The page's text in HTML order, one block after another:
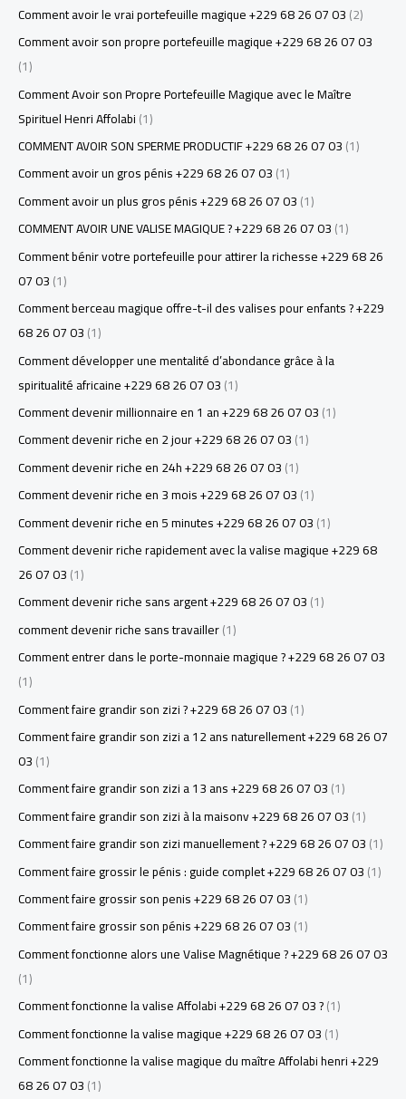
Comment avoir le vrai portefeuille magique +229 68 26 07 03(2)
Comment avoir son propre portefeuille magique +229 68 26 07 03
(1)
Comment Avoir son Propre Portefeuille Magique avec le Maître
Spirituel Henri Affolabi(1)
COMMENT AVOIR SON SPERME PRODUCTIF +229 68 26 07 03(1)
Comment avoir un gros pénis +229 68 26 07 03(1)
Comment avoir un plus gros pénis +229 68 26 07 03(1)
COMMENT AVOIR UNE VALISE MAGIQUE ? +229 68 26 07 03(1)
Comment bénir votre portefeuille pour attirer la richesse +229 68 26
07 03(1)
Comment berceau magique offre-t-il des valises pour enfants ? +229
68 26 07 03(1)
Comment développer une mentalité d’abondance grâce à la
spiritualité africaine +229 68 26 07 03(1)
Comment devenir millionnaire en 1 an +229 68 26 07 03(1)
Comment devenir riche en 2 jour +229 68 26 07 03(1)
Comment devenir riche en 24h +229 68 26 07 03(1)
Comment devenir riche en 3 mois +229 68 26 07 03(1)
Comment devenir riche en 5 minutes +229 68 26 07 03(1)
Comment devenir riche rapidement avec la valise magique +229 68
26 07 03(1)
Comment devenir riche sans argent +229 68 26 07 03(1)
comment devenir riche sans travailler(1)
Comment entrer dans le porte-monnaie magique ? +229 68 26 07 03
(1)
Comment faire grandir son zizi ? +229 68 26 07 03(1)
Comment faire grandir son zizi a 12 ans naturellement +229 68 26 07
03(1)
Comment faire grandir son zizi a 13 ans +229 68 26 07 03(1)
Comment faire grandir son zizi à la maisonv +229 68 26 07 03(1)
Comment faire grandir son zizi manuellement ? +229 68 26 07 03(1)
Comment faire grossir le pénis : guide complet +229 68 26 07 03(1)
Comment faire grossir son penis +229 68 26 07 03(1)
Comment faire grossir son pénis +229 68 26 07 03(1)
Comment fonctionne alors une Valise Magnétique ? +229 68 26 07 03
(1)
Comment fonctionne la valise Affolabi +229 68 26 07 03 ?(1)
Comment fonctionne la valise magique +229 68 26 07 03(1)
Comment fonctionne la valise magique du maître Affolabi henri +229
68 26 07 03(1)